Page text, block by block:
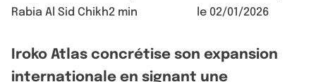
Rabia Al Sid Chikh2 min le 02/01/2026
Iroko Atlas concrétise son expansion
internationale en signant une